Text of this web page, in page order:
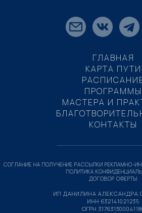
ГЛАВНАЯ
КАРТА ПУТИ
ПРОГРАММЫ
МАСТЕРА И
КОНТАКТЫ
ИП ДАНИЛИНА АЛЕКСАНДРА
ИНН 632141021235
ОГРН
СОГЛАНИЕ НА ПОЛУЧЕНИЕ РАССЫЛКИ РЕКЛАМНО-
ПОЛИТИКА
ДОГОВОР ОФЕРТЫ